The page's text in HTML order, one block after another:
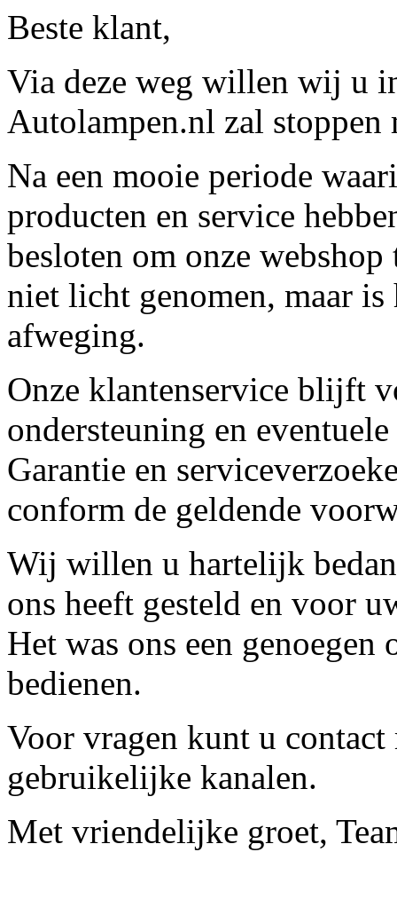
Beste klant,
Via deze weg willen wij u
Autolampen.nl zal stoppen
Na een mooie periode
producten en service
besloten om onze
niet licht genomen, maar
afweging.
Onze klantenservice blijft
ondersteuning en
Garantie en
conform de geldende
Wij willen u hartelijk
ons heeft gesteld en voor
Het was ons een
bedienen.
Voor vragen kunt u contact
gebruikelijke kanalen.
Met vriendelijke groet,